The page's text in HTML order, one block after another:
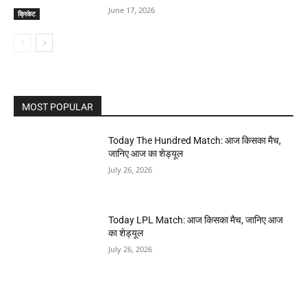
क्रिकेट June 17, 2026
MOST POPULAR
Today The Hundred Match: आज किसका मैच,
जानिए आज का शेड्यूल
July 26, 2026
Today LPL Match: आज किसका मैच, जानिए आज
का शेड्यूल
July 26, 2026